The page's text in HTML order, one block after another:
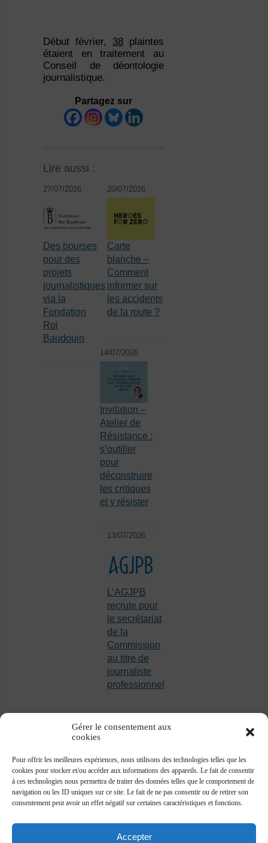
Gérer le consentement aux
cookies
Pour offrir les meilleures expériences, nous utilisons des technologies telles que les
cookies pour stocker et/ou accéder aux informations des appareils. Le fait de consentir
à ces technologies nous permettra de traiter des données telles que le comportement de
navigation ou les ID uniques sur ce site. Le fait de ne pas consentir ou de retirer son
consentement peut avoir un effet négatif sur certaines caractéristiques et fonctions.
Accepter
Début février, 38 plaintes
étaient en traitement au
Conseil de déontologie
journalistique.
Partagez sur
Lire aussi :
27/07/2026
Des bourses
pour des
projets
journalistiques
via la
Fondation
Roi
Baudouin
20/07/2026
Carte
blanche –
Comment
informer sur
les accidents
de la route ?
14/07/2026
Invitation –
Atelier de
Résistance :
s’outiller
pour
déconstruire
les critiques
et y résister
13/07/2026
L’AGJPB
recrute pour
le secrétariat
de la
Commission
au titre de
journaliste
professionnel